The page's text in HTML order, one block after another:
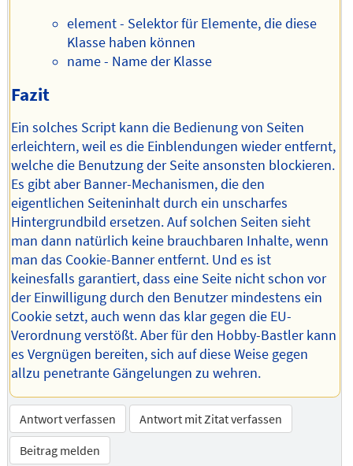
element - Selektor für Elemente, die diese
Klasse haben können
name - Name der Klasse
Fazit
Ein solches Script kann die Bedienung von Seiten
erleichtern, weil es die Einblendungen wieder entfernt,
welche die Benutzung der Seite ansonsten blockieren.
Es gibt aber Banner-Mechanismen, die den
eigentlichen Seiteninhalt durch ein unscharfes
Hintergrundbild ersetzen. Auf solchen Seiten sieht
man dann natürlich keine brauchbaren Inhalte, wenn
man das Cookie-Banner entfernt. Und es ist
keinesfalls garantiert, dass eine Seite nicht schon vor
der Einwilligung durch den Benutzer mindestens ein
Cookie setzt, auch wenn das klar gegen die EU-
Verordnung verstößt. Aber für den Hobby-Bastler kann
es Vergnügen bereiten, sich auf diese Weise gegen
allzu penetrante Gängelungen zu wehren.
Antwort verfassen
Antwort mit Zitat verfassen
Beitrag melden